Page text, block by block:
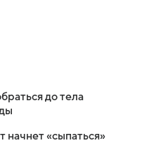
до тела
начнет «сыпаться»